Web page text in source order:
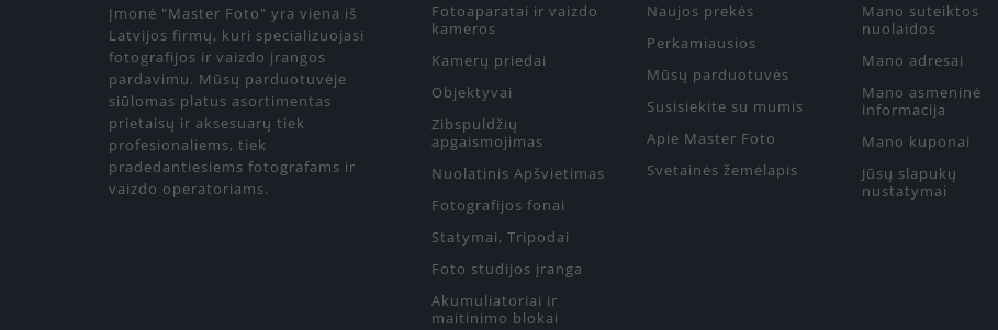
Įmonė "Master Foto" yra viena iš
Latvijos firmų, kuri specializuojasi
fotografijos ir vaizdo įrangos
pardavimu. Mūsų parduotuvėje
siūlomas platus asortimentas
prietaisų ir aksesuarų tiek
profesionaliems, tiek
pradedantiesiems fotografams ir
vaizdo operatoriams.
Fotoaparatai ir vaizdo
kameros
Kamerų priedai
Objektyvai
Zibspuldžių
apgaismojimas
Nuolatinis Apšvietimas
Fotografijos fonai
Statymai, Tripodai
Foto studijos įranga
Akumuliatoriai ir
maitinimo blokai
Naujos prekės
Perkamiausios
Mūsų parduotuvės
Susisiekite su mumis
Apie Master Foto
Svetainės žemėlapis
Mano suteiktos
nuolaidos
Mano adresai
Mano asmeninė
informacija
Mano kuponai
Jūsų slapukų
nustatymai